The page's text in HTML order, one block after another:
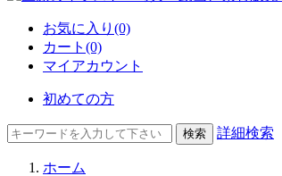
お気に入り(0)
カート(0)
マイアカウント
初めての方
詳細検索
ホーム